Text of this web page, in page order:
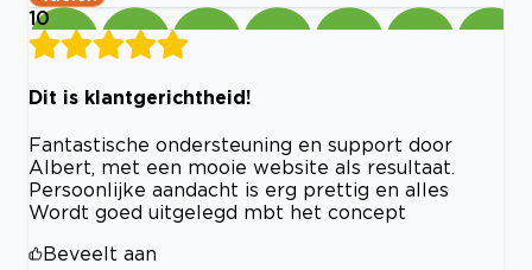
10
Dit is klantgerichtheid!
Fantastische ondersteuning en support door
Albert, met een mooie website als resultaat.
Persoonlijke aandacht is erg prettig en alles
Wordt goed uitgelegd mbt het concept
Beveelt aan